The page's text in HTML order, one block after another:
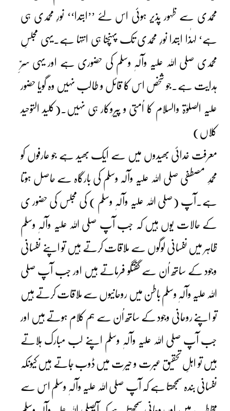
محمدی سے ظہور پذیر ہوئی اس لئے ’’ابتدا‘‘ نورِ محمدی ہی
ہے‘ لہٰذا ابتدا نورِ محمدی تک پہنچنا ہی انتہا ہے۔یہی مجلسِ
محمدی صلی اللہ علیہ وآلہٖ وسلم کی حضوری ہے اور یہی سِرِّ
ہدایت ہے۔جو شخص اس کا قائل و طالب نہیں وہ گویا حضور
علیہ الصلوٰۃ والسلام کا اُمتی و پیروکار ہی نہیں۔(کلید التوحید
کلاں)
معرفت خدائی بھیدوں میں سے ایک بھید ہے جو عارفوں کو
محمدِ مصطفی صلی اللہ علیہ وآلہ وسلم کی بارگاہ سے حاصل ہوتا
ہے۔آپ (صلی اللہ علیہ وآلہٖ وسلم ) کی مجلس کی حضور ی
کے حالات یوں ہیں کہ جب آپ صلی اللہ علیہ وآلہٖ وسلم
ظاہر میں نفسانی لوگوں سے ملاقات کرتے ہیں تو اپنے نفسانی
وجود کے ساتھ اُن سے گفتگو فرماتے ہیں اور جب آپ صلی
اللہ علیہ وآلہٖ وسلم باطن میں روحانیوں سے ملاقات کرتے ہیں
تو اپنے روحانی وجود کے ساتھ اُن سے ہم کلام ہوتے ہیں اور
جب آپ صلی اللہ علیہ وآلہٖ وسلم اپنے لب مبارک ہلاتے
ہیں تو اہلِ تحقیق عبرت و حیرت میں ڈوب جاتے ہیں کیونکہ
نفسانی بندہ سمجھتا ہے کہ آپ صلی اللہ علیہ وآلہٖ وسلم اس سے